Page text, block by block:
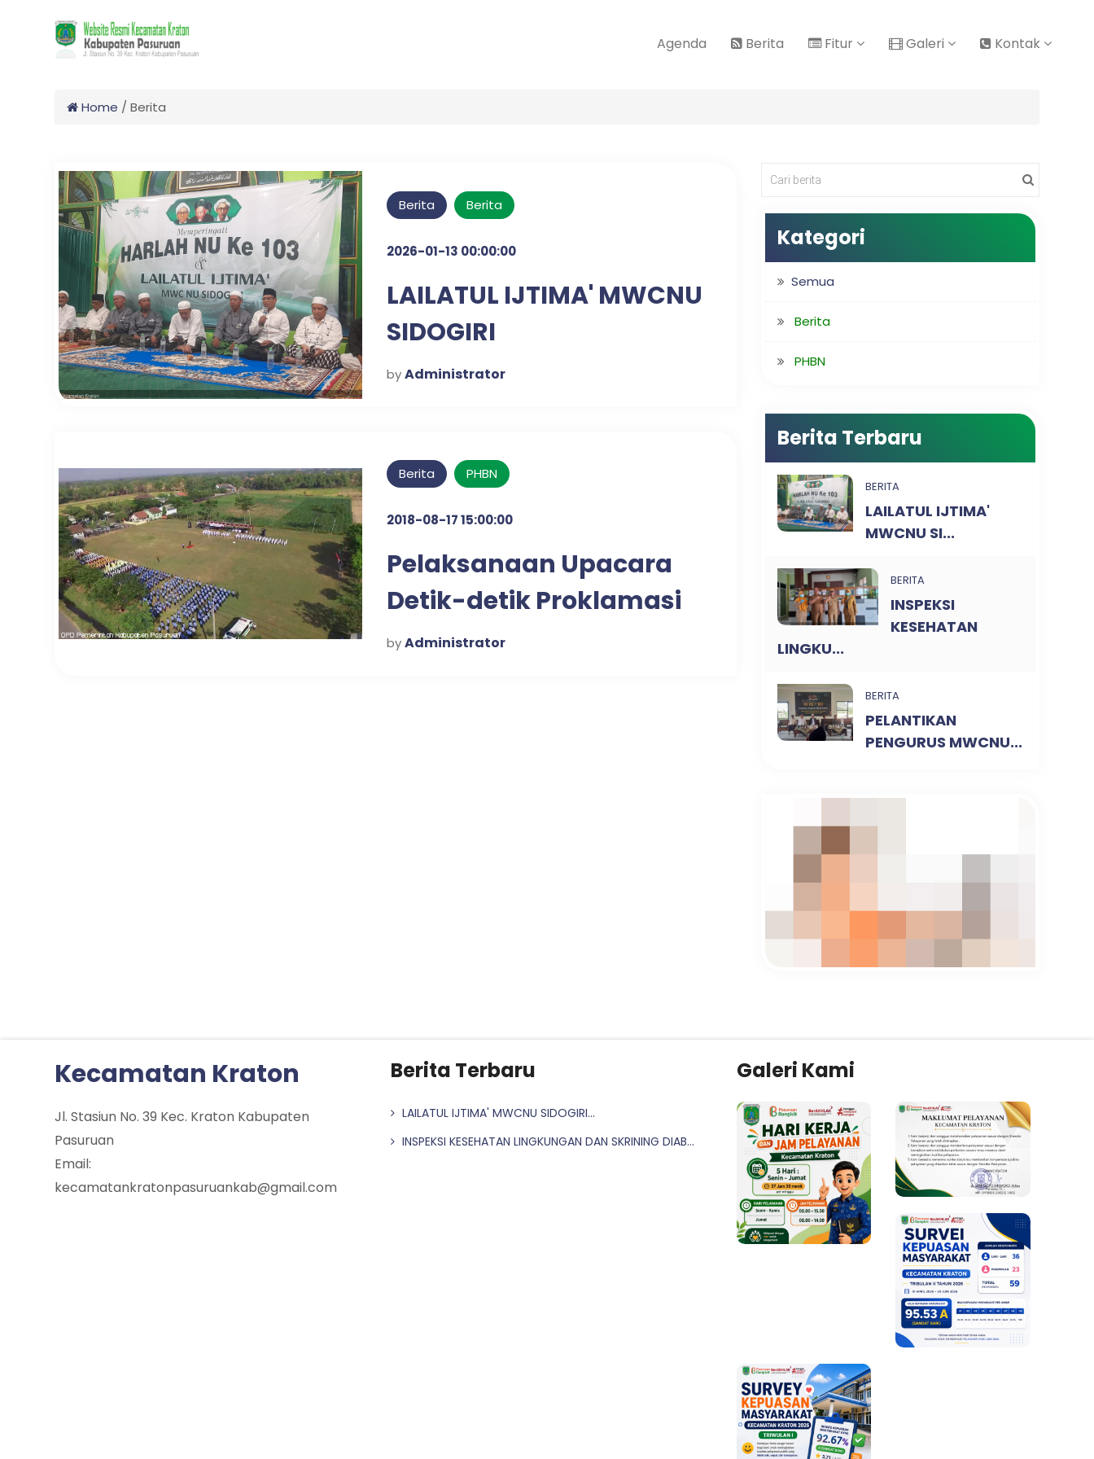
Agenda Berita Fitur Galeri Kontak
Home / Berita
Berita Berita
2026-01-13 00:00:00
LAILATUL IJTIMA' MWCNU
SIDOGIRI
by Administrator
Berita PHBN
2018-08-17 15:00:00
Pelaksanaan Upacara
Detik-detik Proklamasi
HUT RI ke-73 di
by Administrator
Kategori
Semua
Berita
PHBN
Berita Terbaru
BERITA
LAILATUL IJTIMA'
MWCNU SI...
BERITA
INSPEKSI
KESEHATAN
LINGKU...
BERITA
PELANTIKAN
PENGURUS MWCNU...
Kecamatan Kraton
Jl. Stasiun No. 39 Kec. Kraton Kabupaten
Pasuruan
Email:
kecamatankratonpasuruankab@gmail.com
Berita Terbaru
LAILATUL IJTIMA' MWCNU SIDOGIRI...
INSPEKSI KESEHATAN LINGKUNGAN DAN SKRINING DIAB...
Galeri Kami